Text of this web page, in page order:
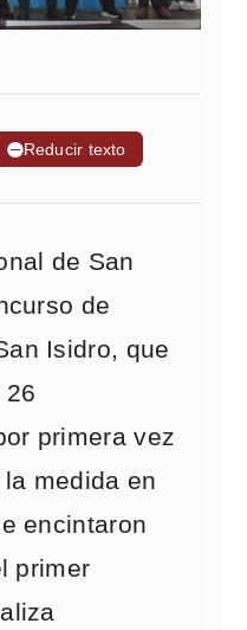
➖Reducir texto
de San
de
Isidro, que
primera vez
medida en
encintaron
primer